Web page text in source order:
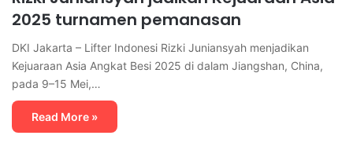
2025 turnamen pemanasan
DKI Jakarta – Lifter Indonesi Rizki Juniansyah menjadikan
Kejuaraan Asia Angkat Besi 2025 di dalam Jiangshan, China,
pada 9–15 Mei,…
Read More »